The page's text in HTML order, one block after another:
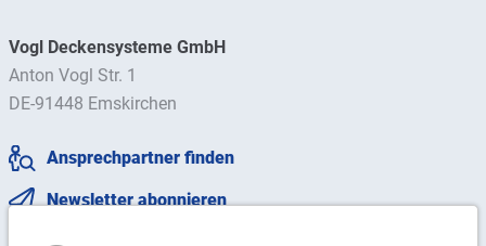
Vogl Deckensysteme GmbH
Anton Vogl Str. 1
DE-91448 Emskirchen
Ansprechpartner finden
Newsletter abonnieren